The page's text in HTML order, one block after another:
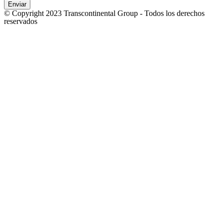
Enviar
© Copyright 2023 Transcontinental Group - Todos los derechos
reservados